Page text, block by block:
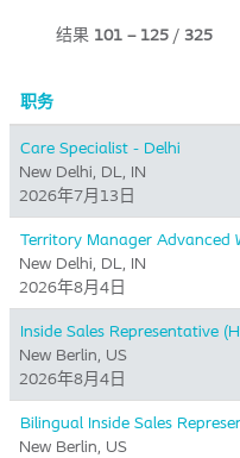
结果 101 – 125 / 325
职务
Care Specialist - Delhi
New Delhi, DL, IN
2026年7月13日
Territory Manager Advanced
New Delhi, DL, IN
2026年8月4日
Inside Sales Representative
New Berlin, US
2026年8月4日
Bilingual Inside Sales
New Berlin, US